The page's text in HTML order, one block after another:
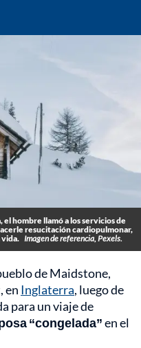
hombre llamó a los servicios de
resucitación cardiopulmonar,
vida. Imagen de referencia, Pexels.
de Maidstone,
en Inglaterra, luego de
para un viaje de
“congelada”en el